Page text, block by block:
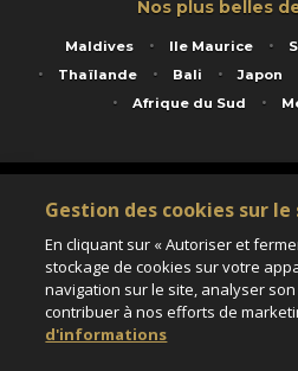
Nos plus belles
Maldives Ile Maurice
Thaïlande
Bali Japon
Afrique du Sud
Service animé par Nautil Voyages - 22 rue
au capital de 155 696 euros - RCS Paris B
Matricule Atout France IM075100020 - Garantie
Assurance responsabilité civile et
Gestion des cookies sur
En cliquant sur « Autoriser et
stockage de cookies sur votre
navigation sur le site, analyser
contribuer à nos efforts de
d'informations